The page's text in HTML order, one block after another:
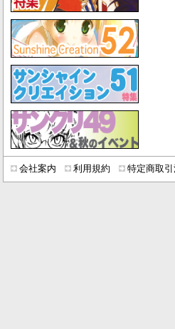
会社案内 利用規約 特定商取